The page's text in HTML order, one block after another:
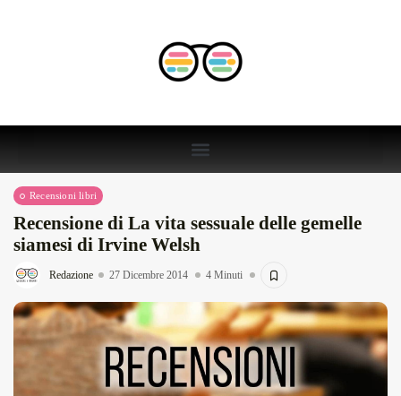
Recensioni libri
Recensione di La vita sessuale delle gemelle
siamesi di Irvine Welsh
Redazione 27 Dicembre 2014 4 Minuti